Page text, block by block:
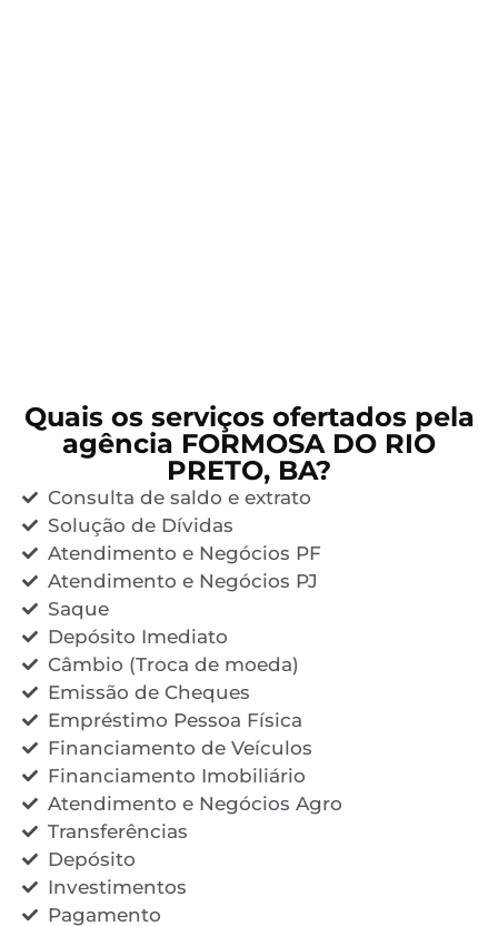
Quais os serviços ofertados pela
agência FORMOSA DO RIO
PRETO, BA?
Consulta de saldo e extrato
Solução de Dívidas
Atendimento e Negócios PF
Atendimento e Negócios PJ
Saque
Depósito Imediato
Câmbio (Troca de moeda)
Emissão de Cheques
Empréstimo Pessoa Física
Financiamento de Veículos
Financiamento Imobiliário
Atendimento e Negócios Agro
Transferências
Depósito
Investimentos
Pagamento